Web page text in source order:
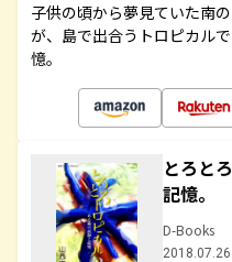
子供の頃から夢見ていた南
が、島で出合うトロピカル
憶。
とろと
記憶。
D-Books